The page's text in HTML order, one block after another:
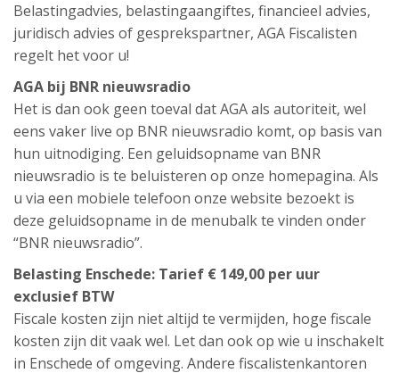
Belastingadvies, belastingaangiftes, financieel advies,
juridisch advies of gesprekspartner, AGA Fiscalisten
regelt het voor u!
AGA bij BNR nieuwsradio
Het is dan ook geen toeval dat AGA als autoriteit, wel
eens vaker live op BNR nieuwsradio komt, op basis van
hun uitnodiging. Een geluidsopname van BNR
nieuwsradio is te beluisteren op onze homepagina. Als
u via een mobiele telefoon onze website bezoekt is
deze geluidsopname in de menubalk te vinden onder
“BNR nieuwsradio”.
Belasting Enschede: Tarief € 149,00 per uur
exclusief BTW
Fiscale kosten zijn niet altijd te vermijden, hoge fiscale
kosten zijn dit vaak wel. Let dan ook op wie u inschakelt
in Enschede of omgeving. Andere fiscalistenkantoren